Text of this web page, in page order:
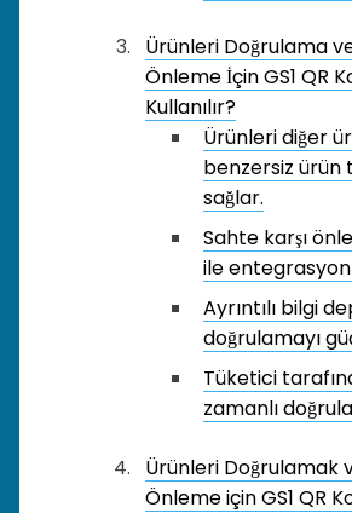
Ürünleri Doğrulama
Önleme İçin GS1 QR
Kullanılır?
Ürünleri diğer
benzersiz ürün
sağlar.
Sahte karşı
ile entegrasyon
Ayrıntılı bilgi
doğrulamayı
Tüketici
zamanlı
Ürünleri Doğrulamak
Önleme için GS1 QR